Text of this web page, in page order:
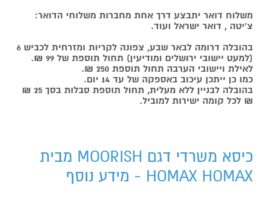
משלוח דואר יתבצע דרך אחת מחברות משלוחי הדואר:
צ'יטה , דואר ישראל ועוד.
בהובלה דרומה לבאר שבע, צפונה לקריות ומזרחית לכביש 6
(למעט יישובי ירושלים ומודיעין) תחול תוספת של 99 ₪.
לאילת ויישובי הערבה תחול תוספת 250 ₪.
כמו כן ייתכן עיכוב באספקה של עד 14 יום.
בהובלה לבניין ללא מעלית, תחול תוספת סבלות בסך 25 ₪
₪ לכל קומה ישירות למוביל.
כיסא משרדי דגם MOORISH מבית
HOMAX HOMAX - מידע נוסף